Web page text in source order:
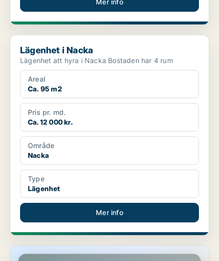
Mer info
Lägenhet i Nacka
Lägenhet i Nacka
Lägenhet att hyra i Nacka Bostaden har 4 rum
Areal
Ca. 95 m2
Pris pr. md.
Ca. 12 000 kr.
Område
Nacka
Type
Lägenhet
Mer info
Lägenhet i Nacka